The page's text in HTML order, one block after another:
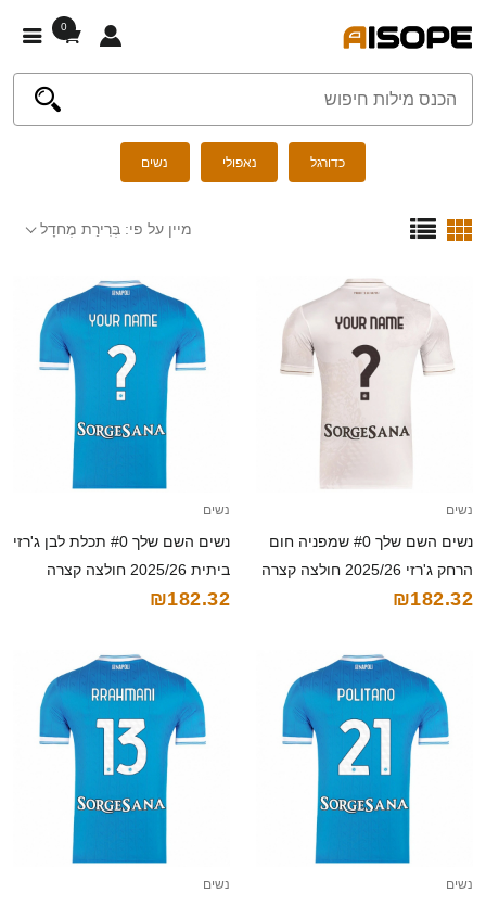
0
כדורגל נאפולי נשים
מיין על פי: בְּרִירַת מֶחדָל
נשים
נשים השם שלך #0 שמפניה חום
הרחק ג'רזי 2025/26 חולצה קצרה
₪182.32
נשים
נשים השם שלך #0 תכלת לבן ג'רזי
ביתית 2025/26 חולצה קצרה
₪182.32
נשים נשים